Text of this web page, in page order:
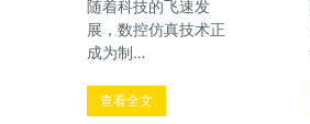
随着科技的飞速发
展，数控仿真技术正
成为制…
查看全文